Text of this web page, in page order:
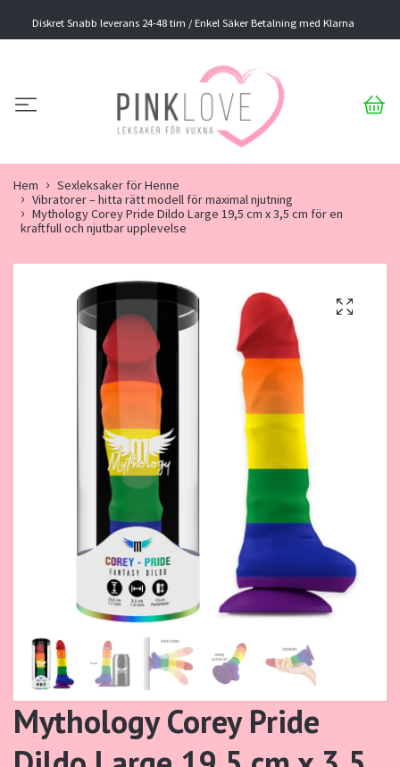
Diskret Snabb leverans 24-48 tim / Enkel Säker Betalning med Klarna
Hem
Sexleksaker för Henne
Vibratorer – hitta rätt modell för maximal njutning
Mythology Corey Pride Dildo Large 19,5 cm x 3,5 cm för en
kraftfull och njutbar upplevelse
Mythology Corey Pride